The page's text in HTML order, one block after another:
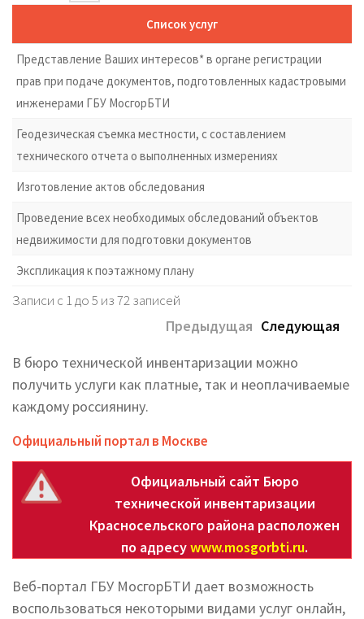
Список услуг
Представление Ваших интересов* в органе регистрации
прав при подаче документов, подготовленных кадастровыми
инженерами ГБУ МосгорБТИ
Геодезическая съемка местности, с составлением
технического отчета о выполненных измерениях
Изготовление актов обследования
Проведение всех необходимых обследований объектов
недвижимости для подготовки документов
Экспликация к поэтажному плану
Записи с 1 до 5 из 72 записей
Предыдущая Следующая
В бюро технической инвентаризации можно
получить услуги как платные, так и неоплачиваемые
каждому россиянину.
Официальный портал в Москве
Официальный сайт Бюро
технической инвентаризации
Красносельского района расположен
по адресуwww.mosgorbti.ru.
Веб-портал ГБУ МосгорБТИ дает возможность
воспользоваться некоторыми видами услуг онлайн,